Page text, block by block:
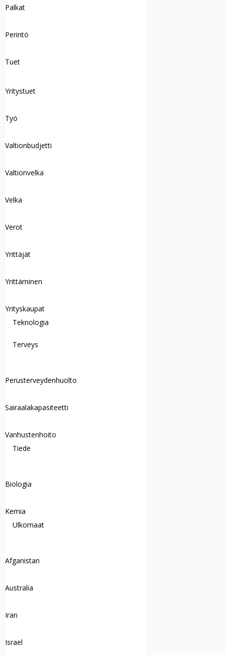
Palkat
Perintö
Tuet
Yritystuet
Työ
Valtionbudjetti
Valtionvelka
Velka
Verot
Yrittäjät
Yrittäminen
Yrityskaupat
Teknologia
Terveys
Perusterveydenhuolto
Sairaalakapasiteetti
Vanhustenhoito
Tiede
Biologia
Kemia
Ulkomaat
Afganistan
Australia
Iran
Israel